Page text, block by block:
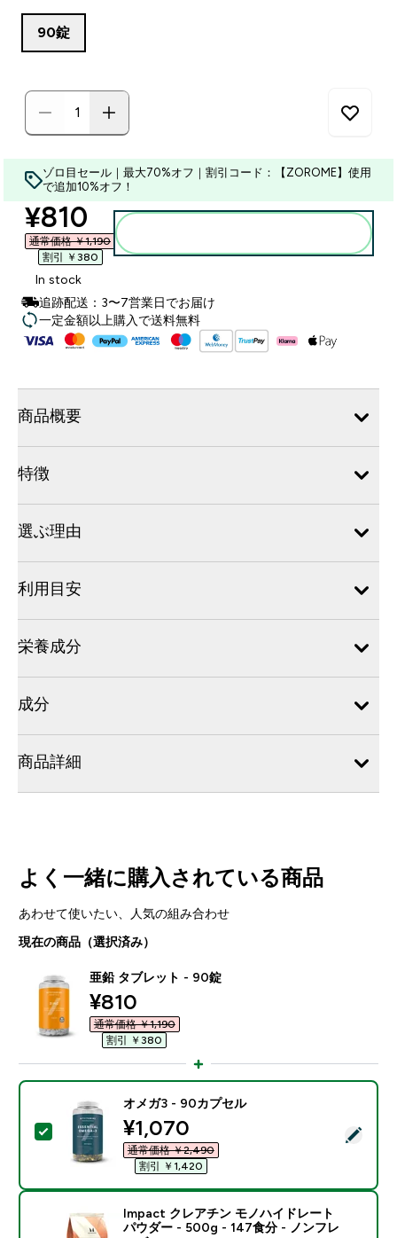
90錠
ゾロ目セール｜最大70%オフ｜割引コード：【ZOROME】使用
で追加10%オフ！
discounted price
¥810‎
通常価格 ￥1,190‎
割引 ￥380‎
In stock
追跡配送：3〜7営業日でお届け
一定金額以上購入で送料無料
商品概要
特徴
選ぶ理由
利用目安
栄養成分
成分
商品詳細
よく一緒に購入されている商品
あわせて使いたい、人気の組み合わせ
現在の商品（選択済み）
亜鉛 タブレット - 90錠
discounted price
¥810‎
通常価格 ￥1,190‎
割引 ￥380‎
この商品を選択 - オメガ3 - 90カプセル
オメガ3 - 90カプセル
discounted price
¥1,070‎
通常価格 ￥2,490‎
割引 ￥1,420‎
Impact クレアチン モノハイドレート
パウダー - 500g - 147食分 - ノンフレ